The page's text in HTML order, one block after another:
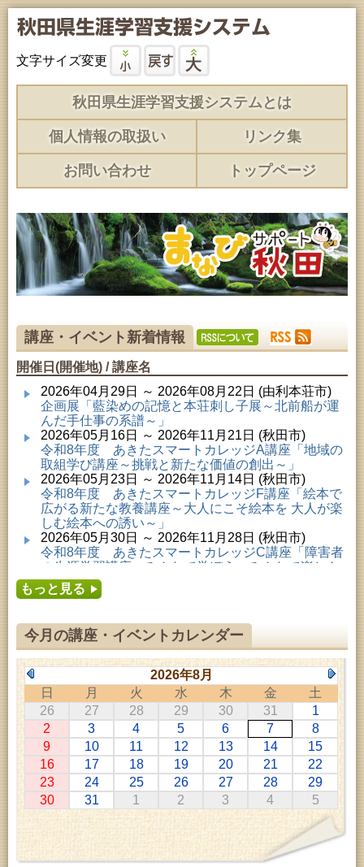
文字サイズ変更
秋田県生涯学習支援システムとは
個人情報の取扱い リンク集
お問い合わせ トップページ
講座・イベント新着情報
開催日(開催地) / 講座名
2026年04月29日 ～ 2026年08月22日 (由利本荘市)
企画展「藍染めの記憶と本荘刺し子展～北前船が運
んだ手仕事の系譜～」
2026年05月16日 ～ 2026年11月21日 (秋田市)
令和8年度 あきたスマートカレッジA講座「地域の
取組学び講座～挑戦と新たな価値の創出～」
2026年05月23日 ～ 2026年11月14日 (秋田市)
令和8年度 あきたスマートカレッジF講座「絵本で
広がる新たな教養講座～大人にこそ絵本を 大人が楽
しむ絵本への誘い～」
2026年05月30日 ～ 2026年11月28日 (秋田市)
令和8年度 あきたスマートカレッジC講座「障害者
の生涯学習講座～みんなで学ぼう、みんなで楽しも
う～」
2026年06月02日 ～ 2026年11月30日 (秋田市)
2026年06月06日 ～ 2026年10月17日 (秋田市)
令和8年度 あきたスマートカレッジD講座「防災講
座～自助力と共助力を高める～」
2026年06月27日 ～ 2026年09月05日 (秋田市)
令和8年度 あきたスマートカレッジB講座「熟議フ
ァシリテーター講座 ～熟議をつくろう！～」
2026年07月01日 ～ 2026年09月23日 (仙北市)
千葉克介写真展 ～自然の息吹～
2026年07月11日 ～ 2026年08月30日 (秋田市)
特別展「わけあって絶滅しました。展」
2026年07月14日 ～ 2026年08月23日 (秋田市)
子どもの読書活動推進事業「夏休みは図書館へ行こ
う－みんなの読みたい！知りたい！学びたい！をお
手伝いします－」（資料展示）
2026年07月25日 ～ 2026年09月06日 (美郷町)
美郷町学友館特別展「加藤明見 森に生きるツキノワ
グマ～1年の記録～」
もっと見る
今月の講座・イベントカレンダー
2026年8月
日
月 火 水 木 金
土
26
27 28 29 30 31
1
2
3 4 5 6 7
8
9
10 11 12 13 14
15
16
17 18 19 20 21
22
23
24 25 26 27 28
29
30
31 1 2 3 4 5